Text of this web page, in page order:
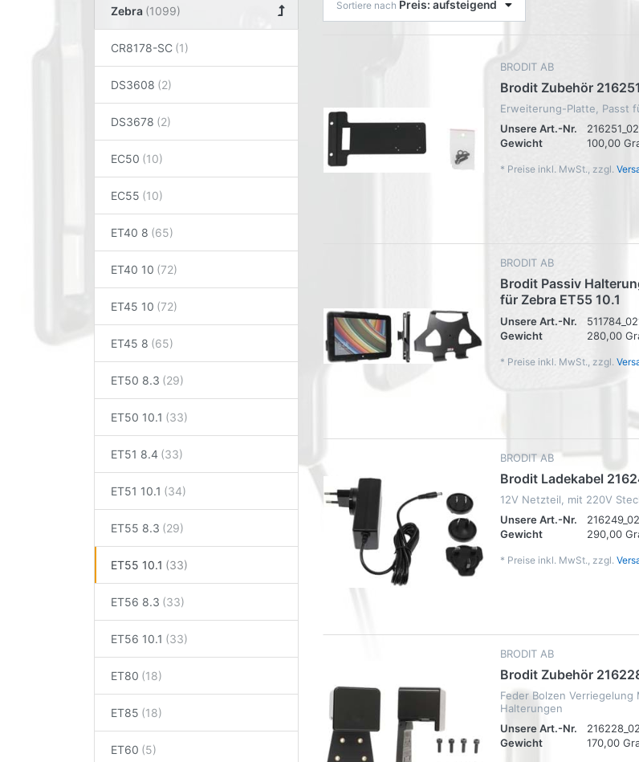
Zebra
CR8178-SC
DS3608
DS3678
EC50
EC55
ET40 8
ET40 10
ET45 10
ET45 8
ET50 8.3
ET50 10.1
ET51 8.4
ET51 10.1
ET55 8.3
ET55 10.1
ET56 8.3
ET56 10.1
ET80
ET85
ET60
Sortiere nach Preis: aufsteigend
BRODIT AB
Brodit Zubehör
Erweiterung-Platte, Passt
Unsere Art.-Nr.
Gewicht
100,00
* Preise inkl. MwSt., zzgl.
BRODIT AB
Brodit Passiv
für Zebra ET55 10.1
Unsere Art.-Nr.
Gewicht
280,00
* Preise inkl. MwSt., zzgl.
BRODIT AB
Brodit Ladekabel
12V Netzteil, mit 220V
Unsere Art.-Nr.
Gewicht
290,00
* Preise inkl. MwSt., zzgl.
BRODIT AB
Brodit Zubehör
Feder Bolzen
Halterungen
Unsere Art.-Nr.
Gewicht
170,00